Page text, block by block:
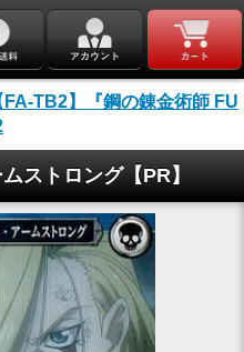
FA-TB2】『鋼の錬金術師 FU
ストロング【PR】